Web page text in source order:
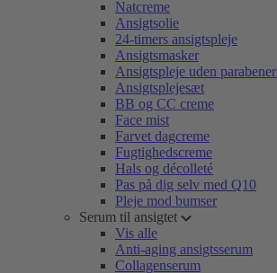
Natcreme
Ansigtsolie
24-timers ansigtspleje
Ansigtsmasker
Ansigtspleje uden parabener
Ansigtsplejesæt
BB og CC creme
Face mist
Farvet dagcreme
Fugtighedscreme
Hals og décolleté
Pas på dig selv med Q10
Pleje mod bumser
Serum til ansigtet
Vis alle
Anti-aging ansigtsserum
Collagenserum